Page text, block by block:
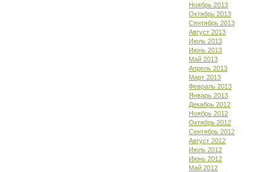
Ноябрь 2013
Октябрь 2013
Сентябрь 2013
Август 2013
Июль 2013
Июнь 2013
Май 2013
Апрель 2013
Март 2013
Февраль 2013
Январь 2013
Декабрь 2012
Ноябрь 2012
Октябрь 2012
Сентябрь 2012
Август 2012
Июль 2012
Июнь 2012
Май 2012